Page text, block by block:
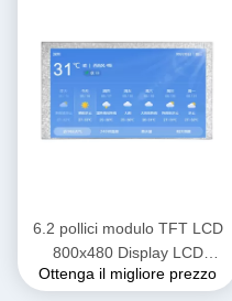
6.2 pollici modulo TFT LCD
800x480 Display LCD
personalizzato OEM ODM
Ottenga il migliore prezzo